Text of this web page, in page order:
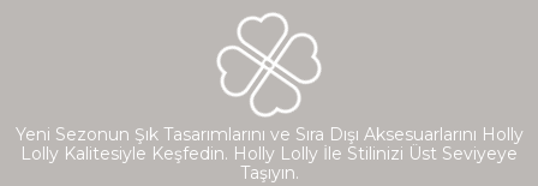
Yeni Sezonun Şık Tasarımlarını ve Sıra Dışı Aksesuarlarını Holly
Lolly Kalitesiyle Keşfedin. Holly Lolly İle Stilinizi Üst Seviyeye
Taşıyın.